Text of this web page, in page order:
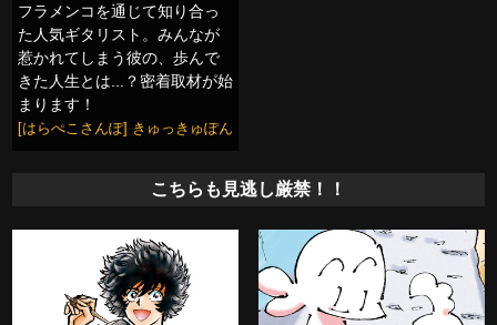
フラメンコを通じて知り合っ
た人気ギタリスト。みんなが
惹かれてしまう彼の、歩んで
きた人生とは...？密着取材が始
まります！
[はらぺこさんぽ] きゅっきゅぽん
こちらも見逃し厳禁！！